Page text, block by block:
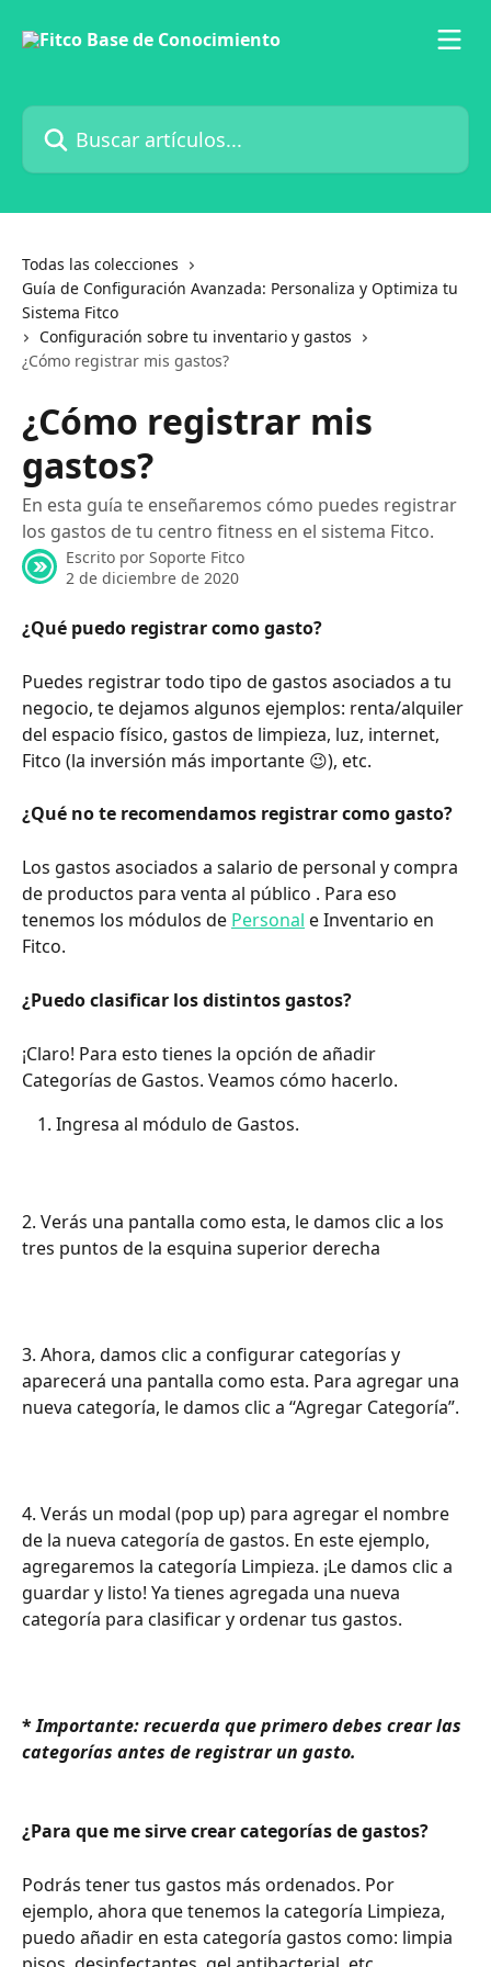
Buscar artículos...
Todas las colecciones
Guía de Configuración Avanzada: Personaliza y Optimiza tu
Sistema Fitco
Configuración sobre tu inventario y gastos
¿Cómo registrar mis gastos?
¿Cómo registrar mis
gastos?
En esta guía te enseñaremos cómo puedes registrar
los gastos de tu centro fitness en el sistema Fitco.
Escrito por Soporte Fitco
2 de diciembre de 2020
¿Qué puedo registrar como gasto?
Puedes registrar todo tipo de gastos asociados a tu
negocio, te dejamos algunos ejemplos: renta/alquiler
del espacio físico, gastos de limpieza, luz, internet,
Fitco (la inversión más importante 😉), etc.
¿Qué no te recomendamos registrar como gasto?
Los gastos asociados a salario de personal y compra
de productos para venta al público . Para eso
tenemos los módulos de Personal e Inventario en
Fitco.
¿Puedo clasificar los distintos gastos?
¡Claro! Para esto tienes la opción de añadir
Categorías de Gastos. Veamos cómo hacerlo.
Ingresa al módulo de Gastos.
2. Verás una pantalla como esta, le damos clic a los
tres puntos de la esquina superior derecha
3. Ahora, damos clic a configurar categorías y
aparecerá una pantalla como esta. Para agregar una
nueva categoría, le damos clic a “Agregar Categoría”.
4. Verás un modal (pop up) para agregar el nombre
de la nueva categoría de gastos. En este ejemplo,
agregaremos la categoría Limpieza. ¡Le damos clic a
guardar y listo! Ya tienes agregada una nueva
categoría para clasificar y ordenar tus gastos.
* Importante: recuerda que primero debes crear las
categorías antes de registrar un gasto.
¿Para que me sirve crear categorías de gastos?
Podrás tener tus gastos más ordenados. Por
ejemplo, ahora que tenemos la categoría Limpieza,
puedo añadir en esta categoría gastos como: limpia